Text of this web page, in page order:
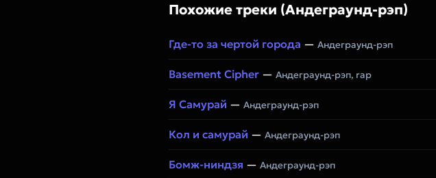
Похожие треки (Андеграунд-рэп)
Где-то за чертой города — Андеграунд-рэп
Basement Cipher — Андеграунд-рэп, rap
Я Самурай — Андеграунд-рэп
Кол и самурай — Андеграунд-рэп
Бомж-ниндзя — Андеграунд-рэп